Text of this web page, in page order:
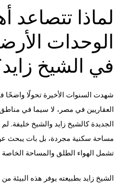
لماذا تتصاعد
الوحدات
في الشيخ
شهدت السنوات الأخيرة تحولًا واضحًا
العقاريين في مصر، لا سيما في
الجديدة كالشيخ زايد والشيخ خليفة.
مساحة سكنية مجردة، بل بات يبحث عن
تشمل الهواء الطلق والمساحة الخاصة
الشيخ زايد بطبيعته يوفر هذه البيئة